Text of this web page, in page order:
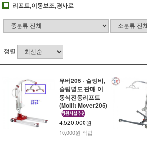
리프트,이동보조,경사로
정렬
무버205 - 슬링바,
슬링별도 판매 이
동식전동리프트
(Molift Mover205)
4,520,000원
10,000원 적립